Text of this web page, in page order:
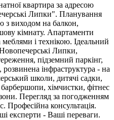
квартира за адресою
Липки". Планування
з виходом на балкон,
кімнату. Апартаменти
і технікою. Ідеальний
Липки,
підземний паркінг,
розвинена інфраструктура - на
школи, дитячі садки,
хімчистки, фітнес
Перегляд за погодженням
Професійна консультація.
експерти - Ваші переваги.